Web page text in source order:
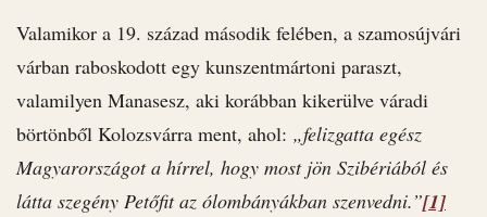
Valamikor a 19. század második felében, a szamosújvári
várban raboskodott egy kunszentmártoni paraszt,
valamilyen Manasesz, aki korábban kikerülve váradi
börtönből Kolozsvárra ment, ahol: „felizgatta egész
Magyarországot a hírrel, hogy most jön Szibériából és
látta szegény Petőfit az ólombányákban szenvedni.”[1]